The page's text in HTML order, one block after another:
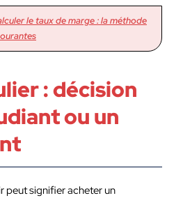
le taux de marge : la méthode
: décision
ou un
peut signifier acheter un